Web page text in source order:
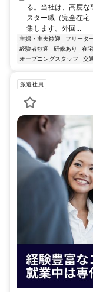
る。当社は、高度な
スター職（完全在
集します。外回...
主婦・主夫歓迎 フリータ
経験者歓迎
研修あり 在
オープニングスタッフ
交
派遣社員